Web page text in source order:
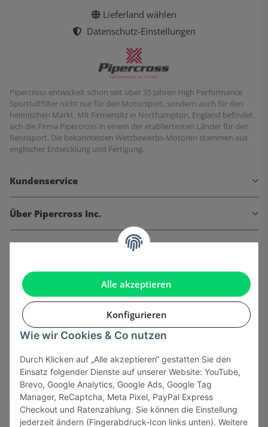
Alle akzeptieren
Konfigurieren
Wie wir Cookies & Co nutzen
Durch Klicken auf „Alle akzeptieren“ gestatten Sie den
Einsatz folgender Dienste auf unserer Website: YouTube,
Brevo, Google Analytics, Google Ads, Google Tag
Manager, ReCaptcha, Meta Pixel, PayPal Express
Checkout und Ratenzahlung. Sie können die Einstellung
jederzeit ändern (Fingerabdruck-Icon links unten). Weitere
Lieferland wählen
Datenschutz-Einstellungen
Pipercross entwickelt schon seit über 35 Jahren High Performance
Sportluftfilter nicht nur für den Motorsport, sondern auch für den
heimischen Markt. Mit Firmensitz in Northampton, England befindet
sich die Firma Pipercross in einem der etabliertesten Länder für den
Rennsport. Die bekanntesten Wettbewerbs-Motoren stammen aus
englischer Entwicklung und Fertigung.
Kundenservice
Über Pipercross Inc.
Informationen
Gesetzliche Informationen
Sicher bezahlen via: